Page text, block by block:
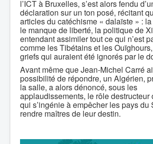
l’ICT à Bruxelles, s’est alors fendu
déclaration sur un ton posé, récitant
articles du catéchisme « dalaïste » :
le manque de liberté, la politique de
entendant assimiler tout ce qui n’est
comme les Tibétains et les
griefs qui auraient été ignorés par le
Avant même que Jean-Michel Carré
possibilité de répondre, un Algérien,
la salle, a alors dénoncé, sous les
applaudissements, le rôle destructeur
qui s’ingénie à empêcher les pays du
rendre maîtres de leur destin.